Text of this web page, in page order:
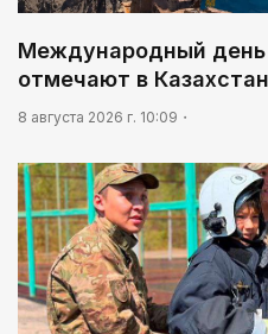
Международный день
отмечают в
8 августа 2026 г. 10:09